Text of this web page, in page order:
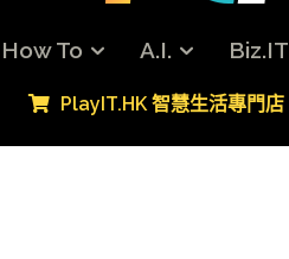
How To A.I. Biz.IT
PlayIT.HK 智慧生活專門店